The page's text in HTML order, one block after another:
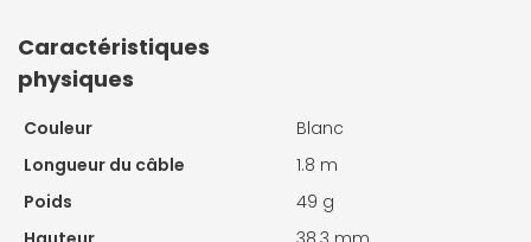
Caractéristiques
physiques
Couleur
Blanc
Longueur du câble
1.8 m
Poids
49 g